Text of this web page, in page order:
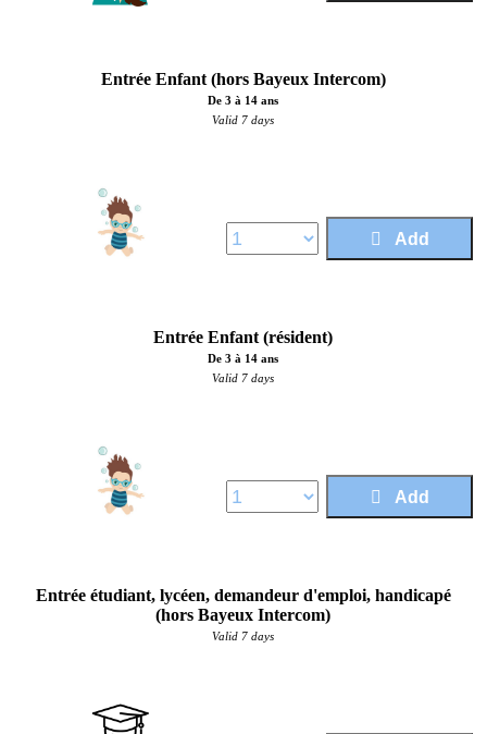
Entrée Enfant (hors Bayeux Intercom)
De 3 à 14 ans
Valid 7 days
Add
Entrée Enfant (résident)
De 3 à 14 ans
Valid 7 days
Add
Entrée étudiant, lycéen, demandeur d'emploi, handicapé
(hors Bayeux Intercom)
Valid 7 days